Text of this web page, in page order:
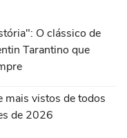
O clássico de
Tarantino que
mais vistos de todos
de 2026